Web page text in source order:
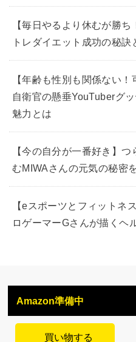
【毎日やるより休むが勝
トレダイエット成功の秘訣
【年齢も性別も関係ない
自衛官の懸垂YouTuberグ
魅力とは
【今の自分が一番好き】
むMIWAさんの元気の秘密
【eスポーツとフィットネ
ロゲーマーGさんが描くヘ
Amazon準備中
買い物する